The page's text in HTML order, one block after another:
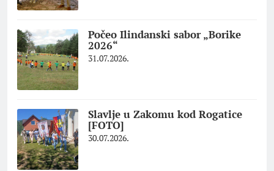
Počeo Ilindanski sabor „Borike
2026“
31.07.2026.
Slavlje u Zakomu kod Rogatice
[FOTO]
30.07.2026.